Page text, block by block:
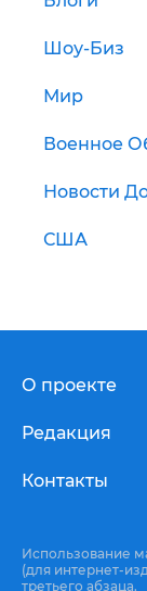
Шоу-Биз
Мир
Военное
Новости
США
О проекте
Редакция
Контакты
Использование
(для интернет-
третьего абзаца.